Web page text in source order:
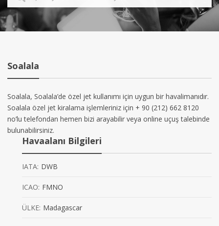
Soalala
Soalala, Soalala’de özel jet kullanımı için uygun bir havalimanıdır.
Soalala özel jet kiralama işlemleriniz için + 90 (212) 662 8120
no’lu telefondan hemen bizi arayabilir veya online uçuş talebinde
bulunabilirsiniz.
Havaalanı Bilgileri
IATA: DWB
ICAO: FMNO
ÜLKE: Madagascar